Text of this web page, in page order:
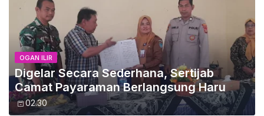
OGAN ILIR
Digelar Secara Sederhana, Sertijab
Camat Payaraman Berlangsung Haru
02.30